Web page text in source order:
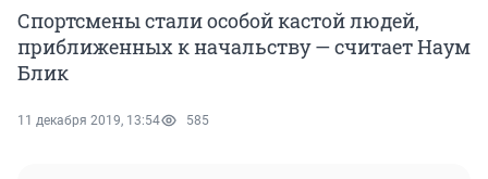
Спортсмены стали особой кастой людей,
приближенных к начальству — считает Наум
Блик
11 декабря 2019, 13:54 585